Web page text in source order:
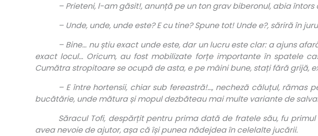
– Prieteni, l-am găsit!, anunță pe un ton grav biberonul, abia
– Unde, unde, unde este? E cu tine? Spune tot! Unde e?, săriră în
– Bine… nu știu exact unde este, dar un lucru este clar: a ajuns
exact locul… Oricum, au fost mobilizate forțe importante în spatele
Cumătra stropitoare se ocupă de asta, e pe mâini bune, stați fără grijă,
– E între hortensii, chiar sub fereastră!…, necheză căluțul,
bucătărie, unde mătura și mopul dezbăteau mai multe variante de
Săracul Tofi, despărțit pentru prima dată de fratele său, fu
avea nevoie de ajutor, așa că își punea nădejdea în celelalte jucării.